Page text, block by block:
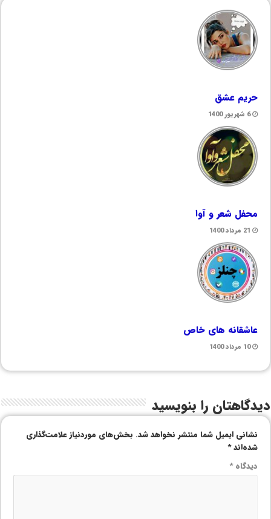
حریم عشق
6 شهریور 1400
محفل شعر و آوا
21 مرداد 1400
عاشقانه های خاص
10 مرداد 1400
دیدگاهتان را بنویسید
نشانی ایمیل شما منتشر نخواهد شد. بخش‌های موردنیاز علامت‌گذاری
شده‌اند*
دیدگاه*